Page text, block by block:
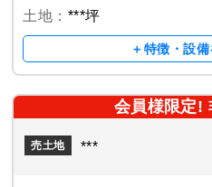
土地： ***坪
＋特徴・設
会員様限定!
売土地 ***